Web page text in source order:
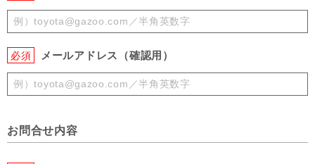
必須 メールアドレス（確認用）
お問合せ内容